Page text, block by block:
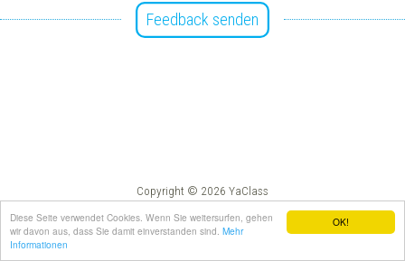
OK!
Diese Seite verwendet Cookies. Wenn Sie weitersurfen, gehen
wir davon aus, dass Sie damit einverstanden sind. Mehr
Informationen
Feedback senden
Copyright © 2026 YaClass
Impressum
AGB